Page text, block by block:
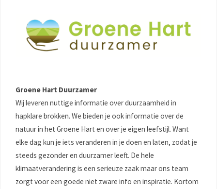
Groene Hart Duurzamer
Wij leveren nuttige informatie over duurzaamheid in
hapklare brokken. We bieden je ook informatie over de
natuur in het Groene Hart en over je eigen leefstijl. Want
elke dag kun je iets veranderen in je doen en laten, zodat je
steeds gezonder en duurzamer leeft. De hele
klimaatverandering is een serieuze zaak maar ons team
zorgt voor een goede niet zware info en inspiratie. Kortom